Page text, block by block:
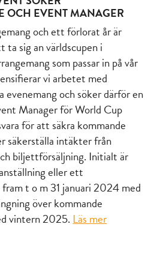
OCH EVENT MANAGER
och ett förlorat år är
sig an världscupen i
som passar in på vår
vi arbetet med
och söker därför en
Manager för World Cup
för att säkra kommande
säkerställa intäkter från
biljettförsäljning. Initialt är
eller ett
t o m 31 januari 2024 med
över kommande
vintern 2025. Läs mer